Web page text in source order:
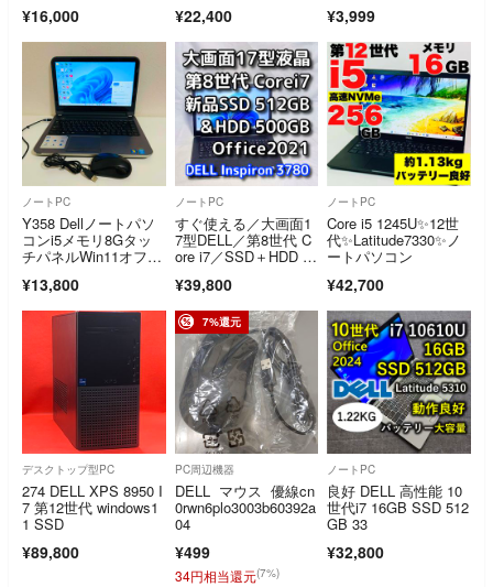
¥16,000 ¥22,400 ¥3,999
ノートPC
Y358 Dellノートパソ
コンi5メモリ8Gタッ
チパネルWin11オフィ
¥13,800
ノートPC
すぐ使える／大画面1
7型DELL／第8世代 C
ore i7／SSD＋HDD 計
ndows11
¥39,800
ノートPC
Core i5 1245U✨12世
代✨Latitude7330✨ノ
ートパソコン
¥42,700
デスクトップ型PC
274 DELL XPS 8950 I
7 第12世代 windows1
1 SSD
¥89,800
7%還元
PC周辺機器
DELL マウス 優線cn
0rwn6plo3003b60392a
04
¥499
34円相当還元(7%)
ノートPC
良好 DELL 高性能 10
世代i7 16GB SSD 512
GB 33
¥32,800